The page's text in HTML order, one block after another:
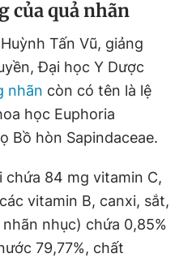
Bạn cần biết
Liên hệ quảng cáo
thoại
của quả nhãn
Tấn Vũ, giảng
Đại học Y Dược
nhãn còn có tên là lệ
học Euphoria
Bồ hòn Sapindaceae.
chứa 84 mg vitamin C,
vitamin B, canxi, sắt,
nhục) chứa 0,85%
79,77%, chất